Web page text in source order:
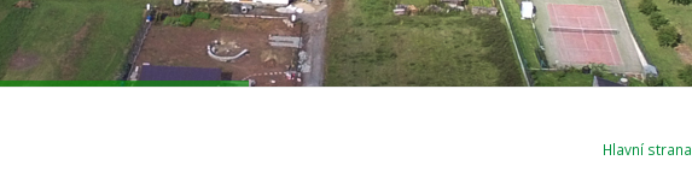
Hlavní strana